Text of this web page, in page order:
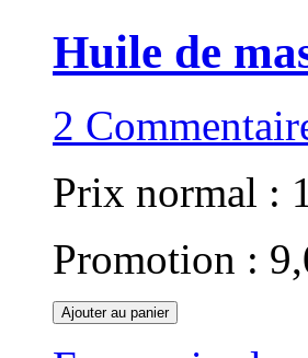
Huile de
2
Prix normal :
Promotion :
Ajouter au panier